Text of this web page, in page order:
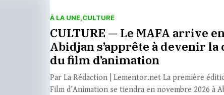
À LA UNE CULTURE
CULTURE — Le MAFA arrive
Abidjan s’apprête à devenir
du film d’animation
Par La Rédaction | Lementor.net La première
Film d’Animation se tiendra en novembre 2026 à